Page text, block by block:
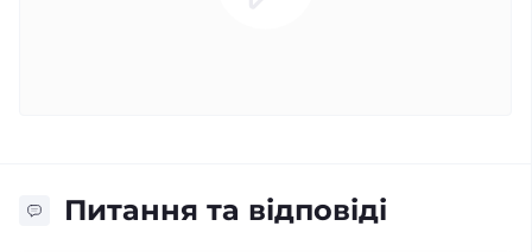
Питання та відповіді